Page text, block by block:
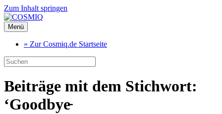
Zum Inhalt springen
Menü
» Zur Cosmiq.de Startseite
Beiträge mit dem Stichwort:
‘Goodbye̵